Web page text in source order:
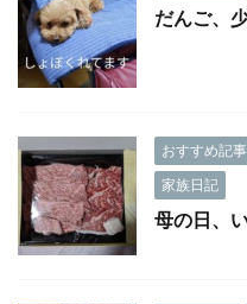
だんご、
おすすめ記事
家族日記
母の日、